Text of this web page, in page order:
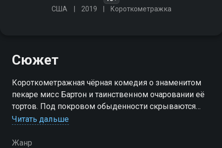
США 2019 Короткометражка
Сюжет
Короткометражная чёрная комедия о знаменитом
пекаре мисс Бартон и таинственном очаровании её
тортов. Под покровом обыденности скрываются
тайны
Читать дальше
Жанр